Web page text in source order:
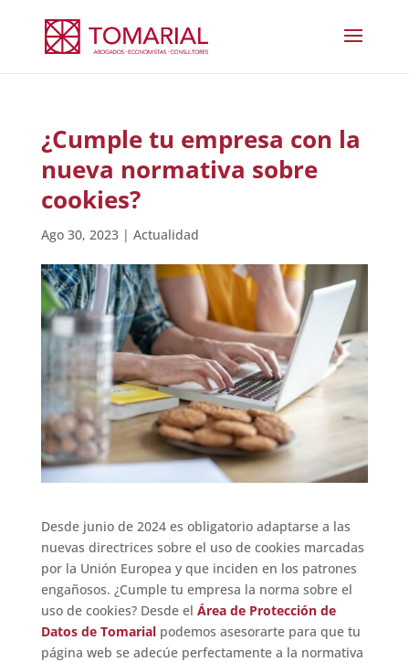
¿Cumple tu empresa con la
nueva normativa sobre
cookies?
Ago 30, 2023| Actualidad
Desde junio de 2024 es obligatorio adaptarse a las
nuevas directrices sobre el uso de cookies marcadas
por la Unión Europea y que inciden en los patrones
engañosos. ¿Cumple tu empresa la norma sobre el
uso de cookies? Desde el Área de Protección de
Datos de Tomarial podemos asesorarte para que tu
página web se adecúe perfectamente a la normativa